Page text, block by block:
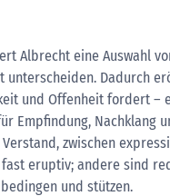
Albrecht eine Auswahl
unterscheiden. Dadurch
und Offenheit fordert –
Empfindung, Nachklang
zwischen
eruptiv; andere sind
und stützen.